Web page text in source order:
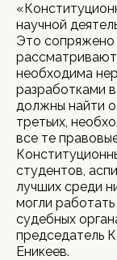
научной
Это сопряжено
необходима
разработками
должны найти
третьих,
все те
студентов,
лучших среди
могли
судебных
председатель
Еникеев.